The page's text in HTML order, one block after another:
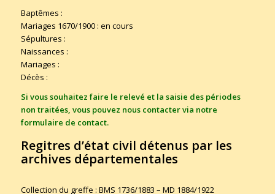
Baptêmes :
Mariages 1670/1900 : en cours
Sépultures :
Naissances :
Mariages :
Décès :
Si vous souhaitez faire le relevé et la saisie des périodes
non traitées, vous pouvez nous contacter via notre
formulaire de contact.
Regitres d’état civil détenus par les
archives départementales
Collection du greffe : BMS 1736/1883 – MD 1884/1922